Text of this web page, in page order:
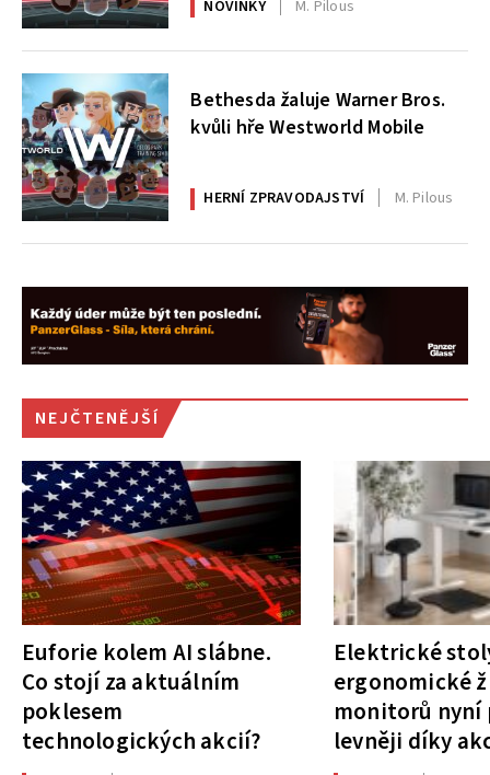
NOVINKY M. Pilous
Bethesda žaluje Warner Bros.
kvůli hře Westworld Mobile
HERNÍ ZPRAVODAJSTVÍ M. Pilous
NEJČTENĚJŠÍ
Euforie kolem AI slábne.
Co stojí za aktuálním
poklesem
technologických akcií?
Elektrické
ergonomické
monitorů
levněji díky